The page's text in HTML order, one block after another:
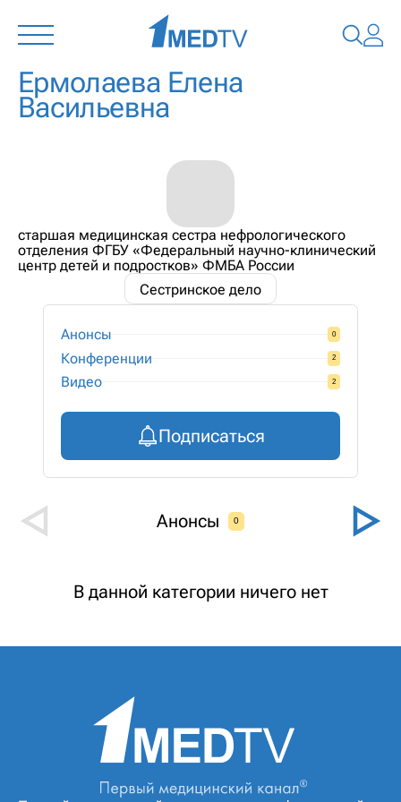
Ермолаева Елена
Васильевна
старшая медицинская сестра нефрологического
отделения ФГБУ «Федеральный научно-клинический
центр детей и подростков» ФМБА России
Сестринское дело
Анонсы 0
Конференции 2
Видео 2
Подписаться
Анонсы 0
В данной категории ничего нет